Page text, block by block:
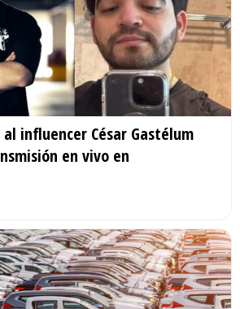
influencer César Gastélum
en vivo en